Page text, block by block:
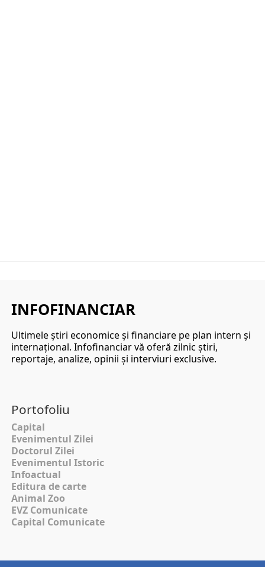
INFOFINANCIAR
Ultimele ştiri economice şi financiare pe plan intern şi
internaţional. Infofinanciar vă oferă zilnic ştiri,
reportaje, analize, opinii şi interviuri exclusive.
Portofoliu
Capital
Evenimentul Zilei
Doctorul Zilei
Evenimentul Istoric
Infoactual
Editura de carte
Animal Zoo
EVZ Comunicate
Capital Comunicate